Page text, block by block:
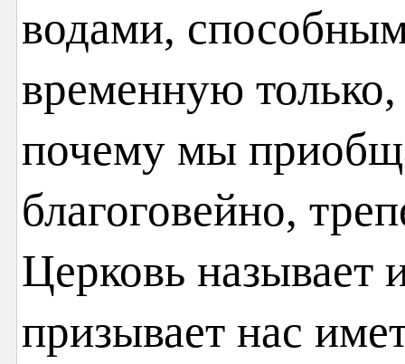
водами,
временную
почему мы
благоговейно,
Церковь называет
призывает нас